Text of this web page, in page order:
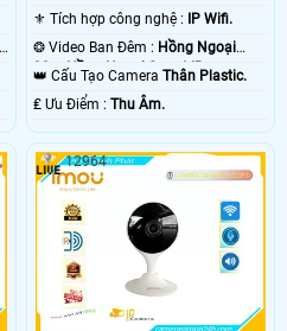
⚜️ Tích hợp công nghệ : IP Wifi.
❂ Video Ban Đêm : Hồng Ngoại
30m Hồng Ngoại Smart IR.
👑 Cấu Tạo CameraThân Plastic.
️₤ Ưu Điểm :Thu Âm.
12964